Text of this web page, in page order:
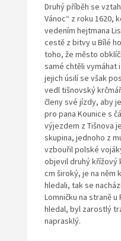
Druhý příběh se
Vánoc“ z roku 1620,
vedením hejtmana
cestě z bitvy u Bílé
toho, že město
samé chtěli vymáhat
jejich úsilí se však
vedl tišnovský
členy své jízdy, aby
pro pana Kounice s
výjezdem z Tišnova
skupina, jednoho z
vzbouřil polské
objevil druhý křížový
cm široký, je na něm
hledali, tak se
Lomničku na straně
hledal, byl zarostlý
naprasklý.